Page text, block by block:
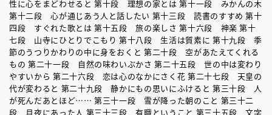
性に心をまどわせると 第十段 理想の家とは 第十一段 みかんの木
第十二段 心が通じあう人と話したい 第十三段 読書のすすめ 第十
四段 すぐれた歌とは 第十五段 旅の楽しさ 第十六段 神楽 第十
七段 山寺にひとりでこもり 第十八段 生活は質素に 第十九段 季
節のうつりかわりの中に身をおくと 第二十段 空があたえてくれる
もの 第二十一段 自然の味わいぶかさ 第二十五段 世の中は変わり
やすいから 第二十六段 恋は心のなかにさく花 第二十七段 天皇の
代が変わると 第二十九段 静かにもの思いにふけると 第三十段 人
が死んだあとほど…… 第三十一段 雪が降った朝のこと 第三十二
段 月夜にあった人 第三十三段 有職ということ 第三十五段 文字